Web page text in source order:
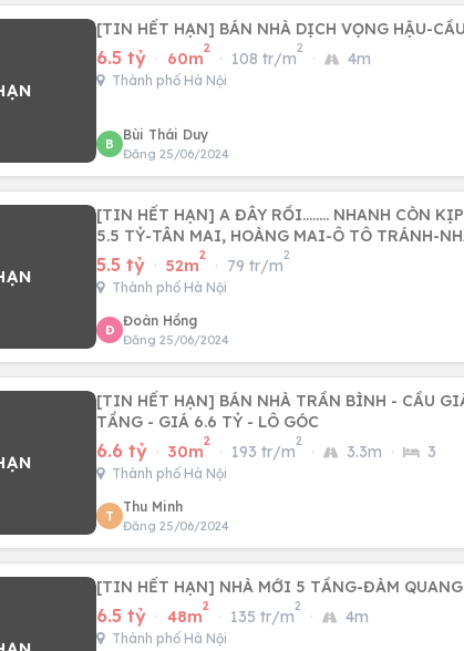
[TIN HẾT HẠN] BÁN NHÀ DỊCH VỌNG HẬU-
6.5 tỷ · 60m
2
· 108 tr/m
2
· 4m
Thành phố Hà Nội
B
Bùi Thái Duy
Đăng 25/06/2024
[TIN HẾT HẠN] A ĐÂY RỒI…….. NHANH CÒN
5.5 TỶ-TÂN MAI, HOÀNG MAI-Ô TÔ TRÁNH-
5.5 tỷ · 52m
2
· 79 tr/m
2
Thành phố Hà Nội
Đ
Đoàn Hồng
Đăng 25/06/2024
[TIN HẾT HẠN] BÁN NHÀ TRẦN BÌNH - CẦU
TẦNG - GIÁ 6.6 TỶ - LÔ GÓC
6.6 tỷ · 30m
2
· 193 tr/m
2
· 3.3m · 3
Thành phố Hà Nội
T
Thu Minh
Đăng 25/06/2024
[TIN HẾT HẠN] NHÀ MỚI 5 TẦNG-ĐÀM
6.5 tỷ · 48m
2
· 135 tr/m
2
· 4m
Thành phố Hà Nội